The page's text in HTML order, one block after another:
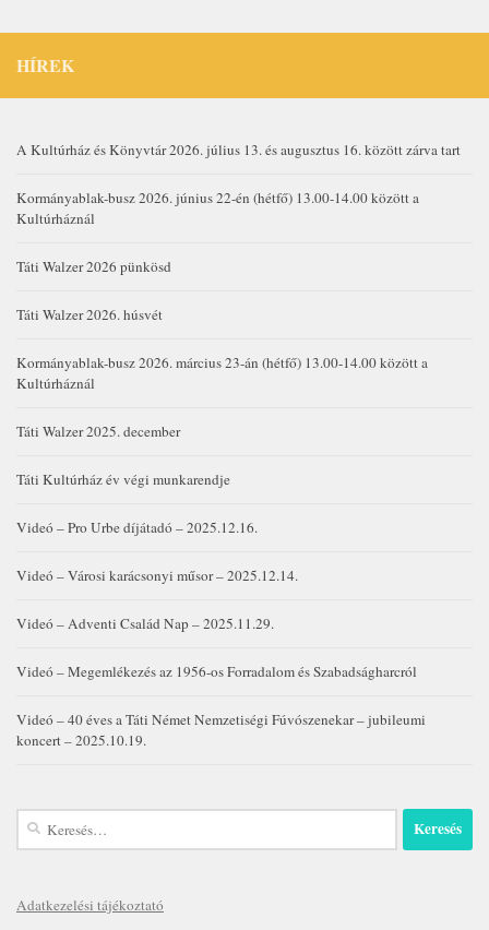
HÍREK
A Kultúrház és Könyvtár 2026. július 13. és augusztus 16. között zárva tart
Kormányablak-busz 2026. június 22-én (hétfő) 13.00-14.00 között a
Kultúrháznál
Táti Walzer 2026 pünkösd
Táti Walzer 2026. húsvét
Kormányablak-busz 2026. március 23-án (hétfő) 13.00-14.00 között a
Kultúrháznál
Táti Walzer 2025. december
Táti Kultúrház év végi munkarendje
Videó – Pro Urbe díjátadó – 2025.12.16.
Videó – Városi karácsonyi műsor – 2025.12.14.
Videó – Adventi Család Nap – 2025.11.29.
Videó – Megemlékezés az 1956-os Forradalom és Szabadságharcról
Videó – 40 éves a Táti Német Nemzetiségi Fúvószenekar – jubileumi
koncert – 2025.10.19.
Keresés:
Adatkezelési tájékoztató